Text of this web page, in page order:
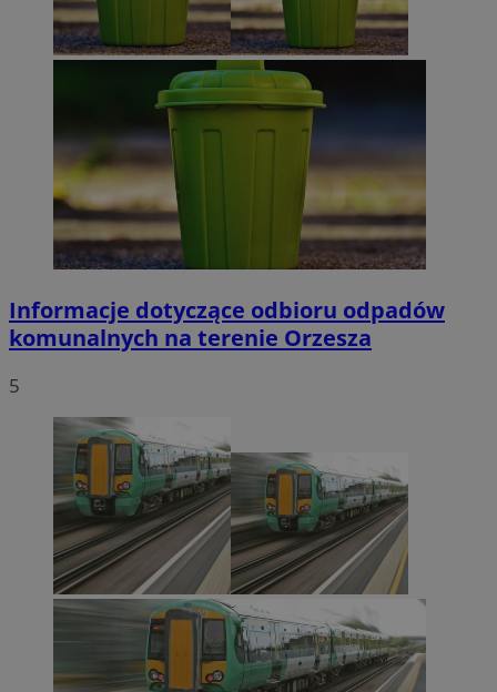
Informacje dotyczące odbioru odpadów
komunalnych na terenie Orzesza
5